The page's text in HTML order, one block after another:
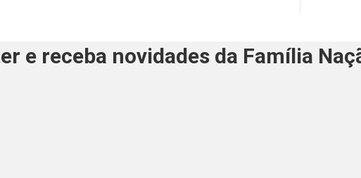
animal
para
e receba novidades da Família